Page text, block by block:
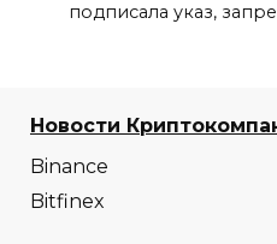
подписала указ,
Новости
Binance
Bitfinex